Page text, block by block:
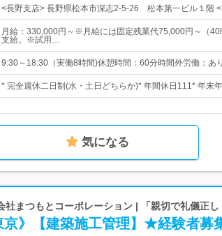
<長野支店> 長野県松本市深志2-5-26 松本第一ビル１階
月給：330,000円～※月給には固定残業代75,000円～（
支給。※試用…
9:30～18:30（実働8時間)休憩時間：60分時間外労働：あり
* 完全週休二日制(水・土日どちらか)* 年間休日111* 年末
気になる
社まつもとコーポレーション | 「親切で礼儀正し
京》【建築施工管理】★経験者